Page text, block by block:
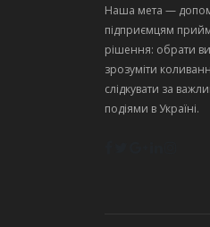
Наша мета —
підприємцям
рішення: обрати
зрозуміти
слідкувати за
подіями в Україні.